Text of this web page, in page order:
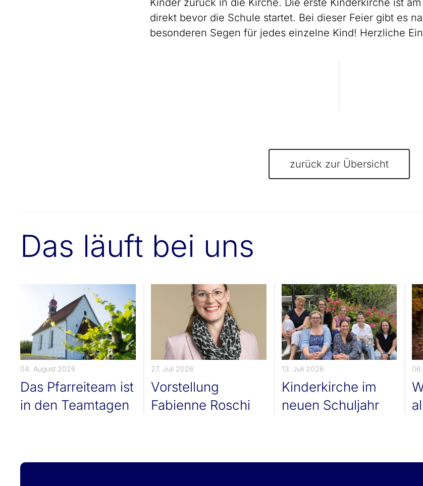
Kinder zurück in die Kirche. Die erste Kinderkirche ist am
direkt bevor die Schule startet. Bei dieser Feier gibt es
besonderen Segen für jedes einzelne Kind! Herzliche
zurück zur Übersicht
Das läuft bei uns
04. August 2026
Das Pfarreiteam ist
in den Teamtagen
27. Juli 2026
Vorstellung
Fabienne Roschi
13. Juli 2026
Kinderkirche im
neuen Schuljahr